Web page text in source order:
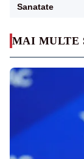
MAI MULTE
Sanatate